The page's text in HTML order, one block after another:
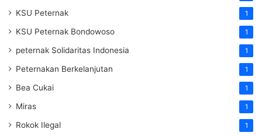
KSU Peternak 1
KSU Peternak Bondowoso 1
peternak Solidaritas Indonesia 1
Peternakan Berkelanjutan 1
Bea Cukai 1
Miras 1
Rokok Ilegal 1